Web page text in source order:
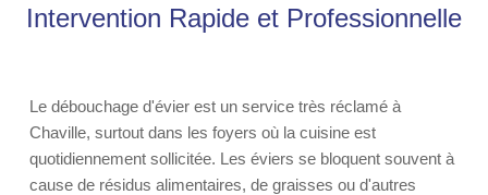
Intervention Rapide et Professionnelle
Le débouchage d'évier est un service très réclamé à
Chaville, surtout dans les foyers où la cuisine est
quotidiennement sollicitée. Les éviers se bloquent souvent à
cause de résidus alimentaires, de graisses ou d'autres